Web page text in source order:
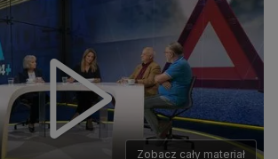
Zobacz cały materiał